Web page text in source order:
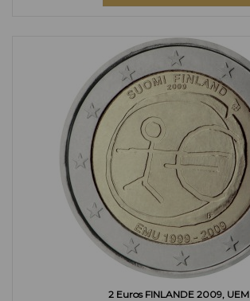
2 Euros FINLANDE 2009, UEM